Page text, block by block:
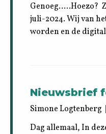
Genoeg…..Hoezo?
juli-2024. Wij van
worden en de
Nieuwsbrief
Simone
Dag allemaal, In